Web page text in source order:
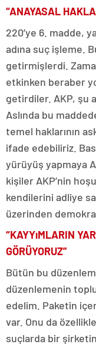
“ANAYASAL
220’ye 6. madde,
adına suç işleme.
getirmişlerdi.
etkinken beraber
getirdiler. AKP, şu
Aslında bu
temel haklarının
ifade edebiliriz.
yürüyüş yapmaya
kişiler AKP’nin
kendilerini adliye
üzerinden
“KAYYıMLARIN
GÖRÜYORUZ”
Bütün bu
düzenlemenin
edelim. Paketin
var. Onu da
suçlarda bir